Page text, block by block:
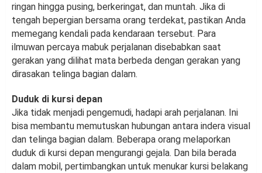
ringan hingga pusing, berkeringat, dan muntah. Jika di
tengah bepergian bersama orang terdekat, pastikan Anda
memegang kendali pada kendaraan tersebut. Para
ilmuwan percaya mabuk perjalanan disebabkan saat
gerakan yang dilihat mata berbeda dengan gerakan yang
dirasakan telinga bagian dalam.
Duduk di kursi depan
Jika tidak menjadi pengemudi, hadapi arah perjalanan. Ini
bisa membantu memutuskan hubungan antara indera visual
dan telinga bagian dalam. Beberapa orang melaporkan
duduk di kursi depan mengurangi gejala. Dan bila berada
dalam mobil, pertimbangkan untuk menukar kursi belakang